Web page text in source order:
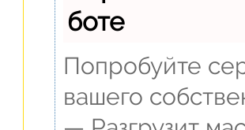
боте
Попробуйте
вашего